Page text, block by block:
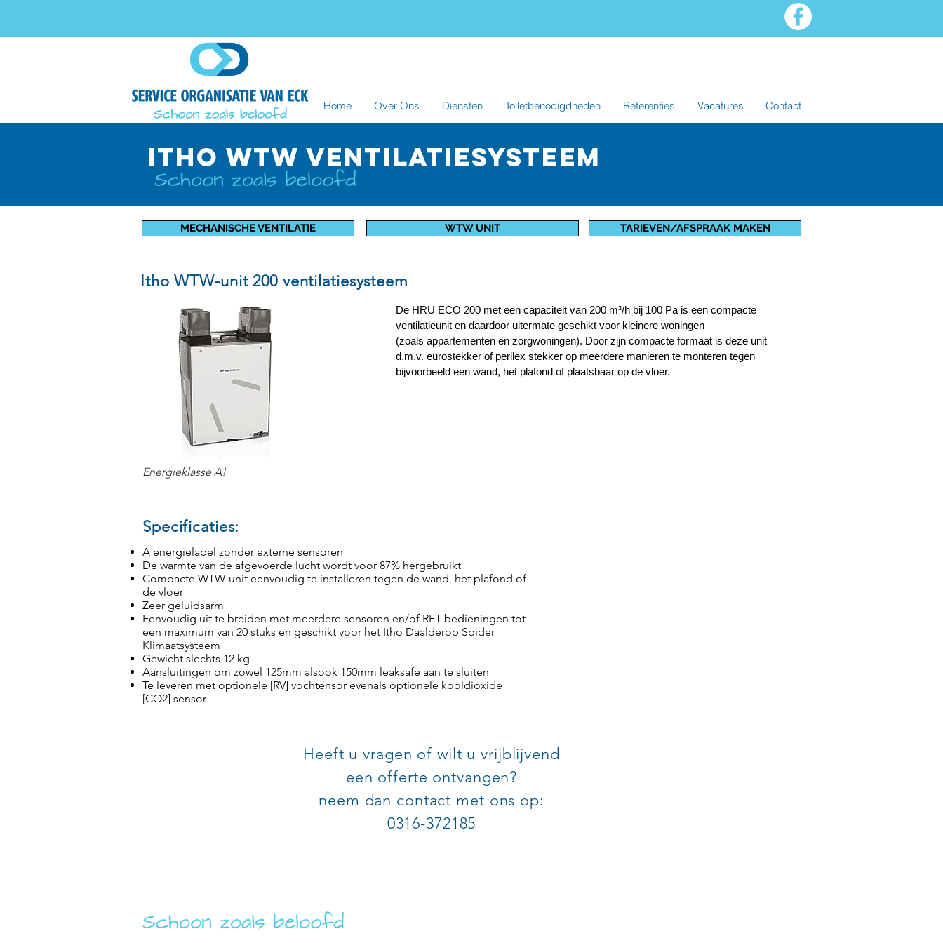
Home Over Ons Diensten Toiletbenodigdheden Referenties Vacatures Contact
itho wtw VENTILATIEsysteem
MECHANISCHE VENTILATIE WTW UNIT TARIEVEN/AFSPRAAK MAKEN
Itho WTW-unit 200 ventilatiesysteem
De HRU ECO 200 met een capaciteit van 200 m³/h bij 100 Pa is een compacte
ventilatieunit en daardoor uitermate geschikt voor kleinere woningen
(zoals appartementen en zorgwoningen). Door zijn compacte formaat is deze unit
d.m.v. eurostekker of perilex stekker op meerdere manieren te monteren tegen
bijvoorbeeld een wand, het plafond of plaatsbaar op de vloer.
Energieklasse A!
Specificaties:
A energielabel zonder externe sensoren
De warmte van de afgevoerde lucht wordt voor 87% hergebruikt
Compacte WTW-unit eenvoudig te installeren tegen de wand, het plafond of
de vloer
Zeer geluidsarm
Eenvoudig uit te breiden met meerdere sensoren en/of RFT bedieningen tot
een maximum van 20 stuks en geschikt voor het Itho Daalderop Spider
Klimaatsysteem
Gewicht slechts 12 kg
Aansluitingen om zowel 125mm alsook 150mm leaksafe aan te sluiten
Te leveren met optionele [RV] vochtensor evenals optionele kooldioxide
[CO2] sensor
Heeft u vragen of wilt u vrijblijvend
een offerte ontvangen?
neem dan contact met ons op:
0316-372185